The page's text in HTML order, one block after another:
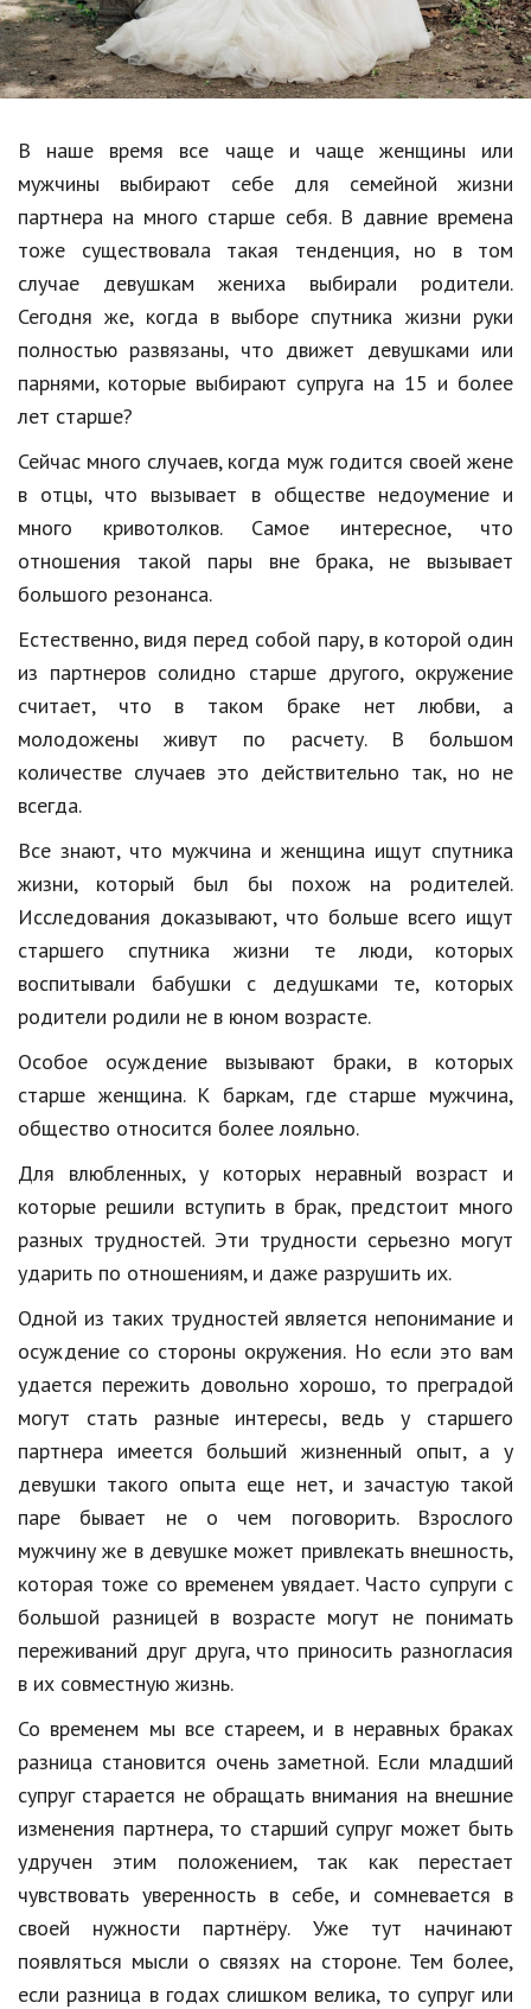
Образование
В мире
Авто, мото
Спорт
Знаменитости
Статьи
Обзоры
Красота и здоровье
Hi-Tech. Интернет
Авто, мото
Дом и сад
Недвижимость
Спорт и фитнес
Психология и отношения
Творчество и рукоделие
Работа и бизнес
Животные
Еда и напитки
Праздники и подарки
Кинематограф
Семья и дети
Путешествия
Культура и общество
Мода и стиль
Бизнес
Хобби и развлечения
Финансы
Юриспруденция
Природа
Образование
Наука и технологии
В наше время все чаще и чаще женщины или
мужчины выбирают себе для семейной жизни
партнера на много старше себя. В давние времена
тоже существовала такая тенденция, но в том
случае девушкам жениха выбирали родители.
Сегодня же, когда в выборе спутника жизни руки
полностью развязаны, что движет девушками или
парнями, которые выбирают супруга на 15 и более
лет старше?
Сейчас много случаев, когда муж годится своей жене
в отцы, что вызывает в обществе недоумение и
много кривотолков. Самое интересное, что
отношения такой пары вне брака, не вызывает
большого резонанса.
Естественно, видя перед собой пару, в которой один
из партнеров солидно старше другого, окружение
считает, что в таком браке нет любви, а
молодожены живут по расчету. В большом
количестве случаев это действительно так, но не
всегда.
Все знают, что мужчина и женщина ищут спутника
жизни, который был бы похож на родителей.
Исследования доказывают, что больше всего ищут
старшего спутника жизни те люди, которых
воспитывали бабушки с дедушками те, которых
родители родили не в юном возрасте.
Особое осуждение вызывают браки, в которых
старше женщина. К баркам, где старше мужчина,
общество относится более лояльно.
Для влюбленных, у которых неравный возраст и
которые решили вступить в брак, предстоит много
разных трудностей. Эти трудности серьезно могут
ударить по отношениям, и даже разрушить их.
Одной из таких трудностей является непонимание и
осуждение со стороны окружения. Но если это вам
удается пережить довольно хорошо, то преградой
могут стать разные интересы, ведь у старшего
партнера имеется больший жизненный опыт, а у
девушки такого опыта еще нет, и зачастую такой
паре бывает не о чем поговорить. Взрослого
мужчину же в девушке может привлекать внешность,
которая тоже со временем увядает. Часто супруги с
большой разницей в возрасте могут не понимать
переживаний друг друга, что приносить разногласия
в их совместную жизнь.
Со временем мы все стареем, и в неравных браках
разница становится очень заметной. Если младший
супруг старается не обращать внимания на внешние
изменения партнера, то старший супруг может быть
удручен этим положением, так как перестает
чувствовать уверенность в себе, и сомневается в
своей нужности партнёру. Уже тут начинают
появляться мысли о связях на стороне. Тем более,
если разница в годах слишком велика, то супруг или